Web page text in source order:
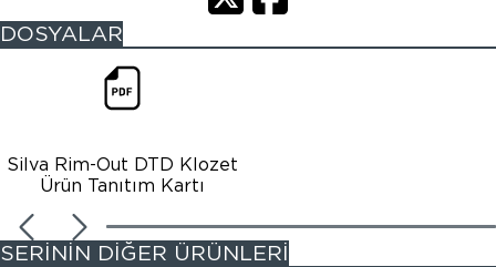
DOSYALAR
Silva Rim-Out DTD Klozet
Ürün Tanıtım Kartı
SERİNİN DİĞER ÜRÜNLERİ